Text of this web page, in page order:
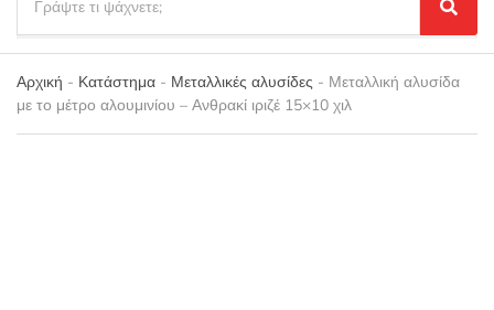
U
Category
name
a
r
c
h
p
S
e
a
r
Αρχική - Κατάστημα - Μεταλλικές αλυσίδες - Μεταλλική αλυσίδα
με το μέτρο αλουμινίου – Ανθρακί ιριζέ 15×10 χιλ